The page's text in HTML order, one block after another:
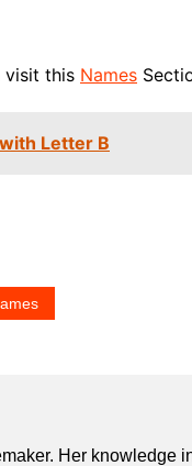
visit this Names
Letter B
Her knowledge